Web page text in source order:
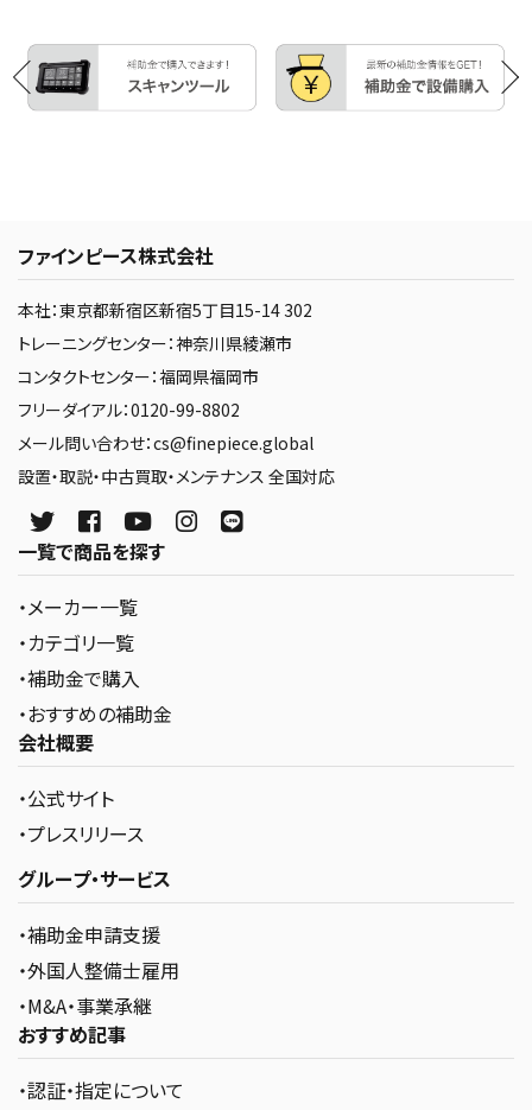
ファインピース株式会社
本社：東京都新宿区新宿5丁目15-14 302
トレーニングセンター：神奈川県綾瀬市
コンタクトセンター：福岡県福岡市
フリーダイアル：0120-99-8802
メール問い合わせ：cs@finepiece.global
設置・取説・中古買取・メンテナンス 全国対応
一覧で商品を探す
・メーカー一覧
・カテゴリ一覧
・補助金で購入
・おすすめの補助金
会社概要
・公式サイト
・プレスリリース
グループ・サービス
・補助金申請支援
・外国人整備士雇用
・M&A・事業承継
おすすめ記事
・認証・指定について